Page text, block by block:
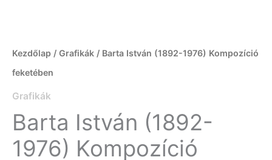
Kezdőlap / Grafikák / Barta István (1892-1976) Kompozíció
feketében
Grafikák
Barta István (1892-
1976) Kompozíció